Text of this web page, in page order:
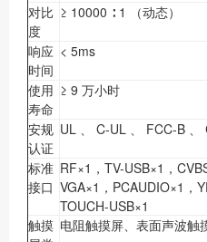
对比
度
≥ 10000 ∶ 1 （动态）
响应
时间
< 5ms
使用
寿命
≥ 9 万小时
安规
认证
UL 、 C-UL 、 FCC-B 、
标准
接口
RF×1，TV-USB×1，
VGA×1，PCAUDIO×1，
TOUCH-USB×1
触摸 电阻触摸屏、表面声波触